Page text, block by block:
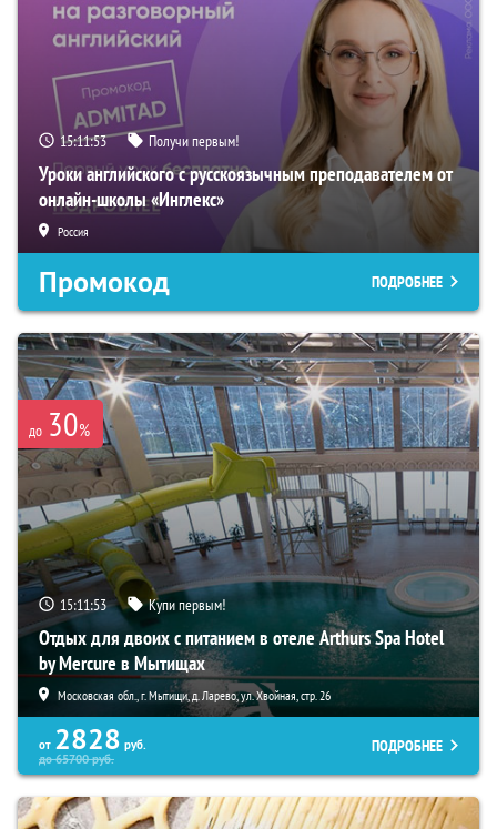
15:11:52 Получи первым!
Уроки английского с русскоязычным преподавателем от
онлайн-школы «Инглекс»
Россия
Промокод ПОДРОБНЕЕ
до 30%
15:11:52 Купи первым!
Отдых для двоих с питанием в отеле Arthurs Spa Hotel
by Mercure в Мытищах
Московская обл., г. Мытищи, д. Ларево, ул. Хвойная, стр. 26
от 2828 руб.
до65700руб.
ПОДРОБНЕЕ